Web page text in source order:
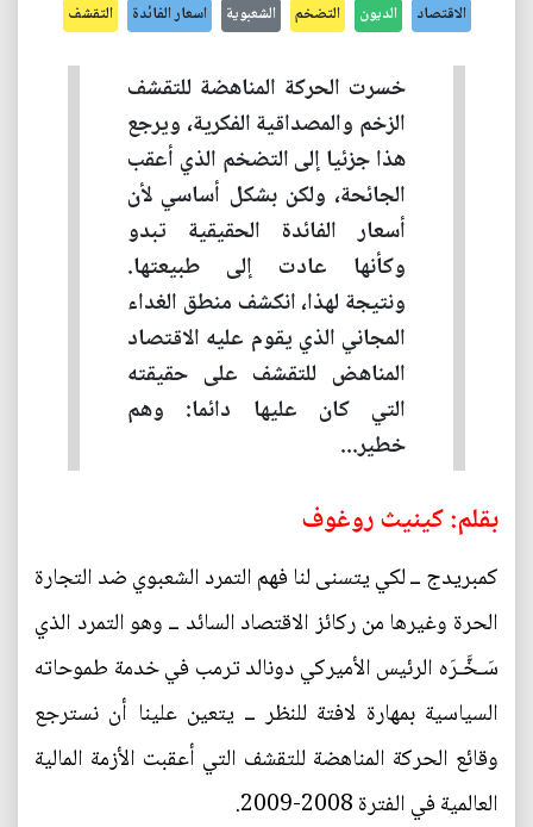
الاقتصاد الديون التضخم الشعبوية اسعار الفائدة التقشف
خسرت الحركة المناهضة للتقشف
الزخم والمصداقية الفكرية، ويرجع
هذا جزئيا إلى التضخم الذي أعقب
الجائحة، ولكن بشكل أساسي لأن
أسعار الفائدة الحقيقية تبدو
وكأنها عادت إلى طبيعتها.
ونتيجة لهذا، انكشف منطق الغداء
المجاني الذي يقوم عليه الاقتصاد
المناهض للتقشف على حقيقته
التي كان عليها دائما: وهم
خطير...
بقلم: كينيث روغوف
كمبريدج ــ لكي يتسنى لنا فهم التمرد الشعبوي ضد التجارة
الحرة وغيرها من ركائز الاقتصاد السائد ــ وهو التمرد الذي
سَـخَّـرَه الرئيس الأميركي دونالد ترمب في خدمة طموحاته
السياسية بمهارة لافتة للنظر ــ يتعين علينا أن نسترجع
وقائع الحركة المناهضة للتقشف التي أعقبت الأزمة المالية
العالمية في الفترة 2008-2009.